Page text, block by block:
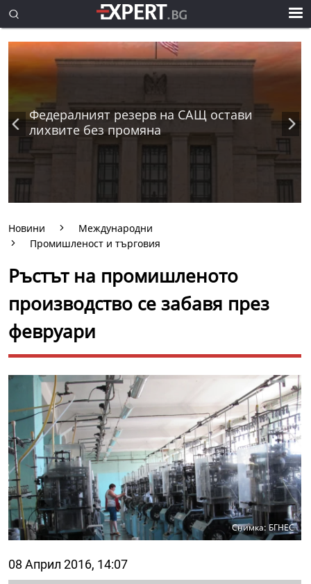
Федералният резерв на САЩ остави
лихвите без промяна
Новини
Международни
Промишленост и търговия
Ръстът на промишленото
производство се забавя през
февруари
Снимка: БГНЕС
08 Април 2016, 14:07